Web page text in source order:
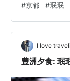
高でした。 珉
流し込む餃子
い！ ごちそう
ホテルに向か
ます。
#京都 #珉珉
I love
豊洲夕食: 珉